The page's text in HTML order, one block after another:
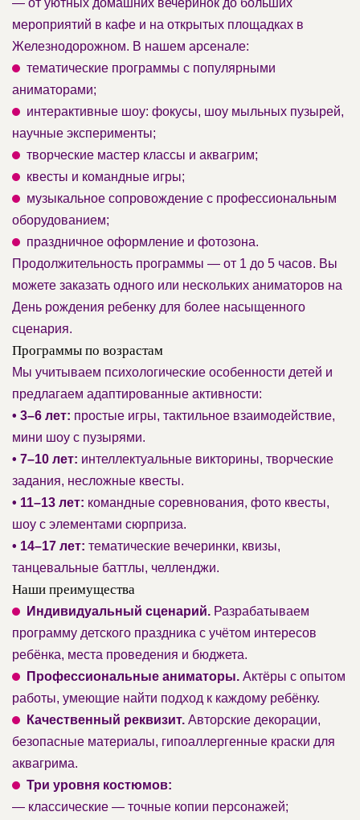
мероприятий в кафе и на открытых площадках в
Железнодорожном. В нашем арсенале:
тематические программы с популярными
аниматорами;
интерактивные шоу: фокусы, шоу мыльных пузырей,
научные эксперименты;
творческие мастер классы и аквагрим;
квесты и командные игры;
музыкальное сопровождение с профессиональным
оборудованием;
праздничное оформление и фотозона.
Продолжительность программы — от 1 до 5 часов. Вы
можете заказать одного или нескольких аниматоров на
День рождения ребенку для более насыщенного
сценария.
Программы по возрастам
Мы учитываем психологические особенности детей и
предлагаем адаптированные активности:
• 3–6 лет: простые игры, тактильное взаимодействие,
мини шоу с пузырями.
• 7–10 лет: интеллектуальные викторины, творческие
задания, несложные квесты.
• 11–13 лет: командные соревнования, фото квесты,
шоу с элементами сюрприза.
• 14–17 лет: тематические вечеринки, квизы,
танцевальные баттлы, челленджи.
Наши преимущества
Индивидуальный сценарий. Разрабатываем
программу детского праздника с учётом интересов
ребёнка, места проведения и бюджета.
Профессиональные аниматоры. Актёры с опытом
работы, умеющие найти подход к каждому ребёнку.
Качественный реквизит. Авторские декорации,
безопасные материалы, гипоаллергенные краски для
аквагрима.
Три уровня костюмов:
— классические — точные копии персонажей;